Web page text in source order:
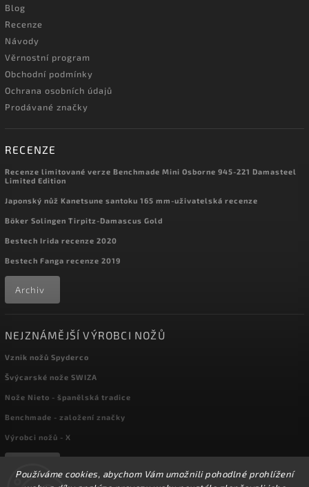
Používáme cookies, abychom Vám umožnili pohodlné prohlížení
Blog
Recenze
Návody
Věrnostní program
Obchodní podmínky
Ochrana osobních údajů
Prodávané značky
RECENZE
Recenze limitované verze Benchmade Mini Osborne 945-221 Damasteel
Limited Edition
Japonský nůž Kanetsune santoku 165 mm-uživatelská recenze
Böker Solingen Tirpitz-Damascus Gold
Bestech Irida recenze 2020
Bestech Fanga recenze 2019
Archiv
NEJZNÁMĚJŠÍ VÝROBCI NOŽŮ
Vznik nožů Spyderco
Švýcarské nože SWIZA
Nože Nieto - španělská tradice
Benchmade - založení značky
Výrobci nožů - X